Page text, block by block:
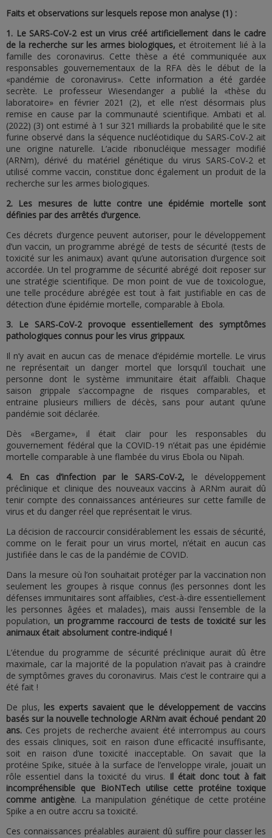
Faits et observations sur lesquels repose mon analyse (1) :
1. Le SARS-CoV-2 est un virus créé artificiellement dans le cadre
de la recherche sur les armes biologiques, et étroitement lié à la
famille des coronavirus. Cette thèse a été communiquée aux
responsables gouvernementaux de la RFA dès le début de la
«pandémie de coronavirus». Cette information a été gardée
secrète. Le professeur Wiesendanger a publié la «thèse du
laboratoire» en février 2021 (2), et elle n’est désormais plus
remise en cause par la communauté scientifique. Ambati et al.
(2022) (3) ont estimé à 1 sur 321 milliards la probabilité que le site
furine observé dans la séquence nucléotidique du SARS-CoV-2 ait
une origine naturelle. L’acide ribonucléique messager modifié
(ARNm), dérivé du matériel génétique du virus SARS-CoV-2 et
utilisé comme vaccin, constitue donc également un produit de la
recherche sur les armes biologiques.
2. Les mesures de lutte contre une épidémie mortelle sont
définies par des arrêtés d’urgence.
Ces décrets d’urgence peuvent autoriser, pour le développement
d’un vaccin, un programme abrégé de tests de sécurité (tests de
toxicité sur les animaux) avant qu’une autorisation d’urgence soit
accordée. Un tel programme de sécurité abrégé doit reposer sur
une stratégie scientifique. De mon point de vue de toxicologue,
une telle procédure abrégée est tout à fait justifiable en cas de
détection d’une épidémie mortelle, comparable à Ebola.
3. Le SARS-CoV-2 provoque essentiellement des symptômes
pathologiques connus pour les virus grippaux.
Il n’y avait en aucun cas de menace d’épidémie mortelle. Le virus
ne représentait un danger mortel que lorsqu’il touchait une
personne dont le système immunitaire était affaibli. Chaque
saison grippale s’accompagne de risques comparables, et
entraine plusieurs milliers de décès, sans pour autant qu’une
pandémie soit déclarée.
Dès «Bergame», il était clair pour les responsables du
gouvernement fédéral que la COVID-19 n’était pas une épidémie
mortelle comparable à une flambée du virus Ebola ou Nipah.
4. En cas d’infection par le SARS-CoV-2, le développement
préclinique et clinique des nouveaux vaccins à ARNm aurait dû
tenir compte des connaissances antérieures sur cette famille de
virus et du danger réel que représentait le virus.
La décision de raccourcir considérablement les essais de sécurité,
comme on le ferait pour un virus mortel, n’était en aucun cas
justifiée dans le cas de la pandémie de COVID.
Dans la mesure où l’on souhaitait protéger par la vaccination non
seulement les groupes à risque connus (les personnes dont les
défenses immunitaires sont affaiblies, c’est-à-dire essentiellement
les personnes âgées et malades), mais aussi l’ensemble de la
population, un programme raccourci de tests de toxicité sur les
animaux était absolument contre-indiqué !
L’étendue du programme de sécurité préclinique aurait dû être
maximale, car la majorité de la population n’avait pas à craindre
de symptômes graves du coronavirus. Mais c’est le contraire qui a
été fait !
De plus, les experts savaient que le développement de vaccins
basés sur la nouvelle technologie ARNm avait échoué pendant 20
ans. Ces projets de recherche avaient été interrompus au cours
des essais cliniques, soit en raison d’une efficacité insuffisante,
soit en raison d’une toxicité inacceptable. On savait que la
protéine Spike, située à la surface de l’enveloppe virale, jouait un
rôle essentiel dans la toxicité du virus. Il était donc tout à fait
incompréhensible que BioNTech utilise cette protéine toxique
comme antigène. La manipulation génétique de cette protéine
Spike a en outre accru sa toxicité.
Ces connaissances préalables auraient dû suffire pour classer les